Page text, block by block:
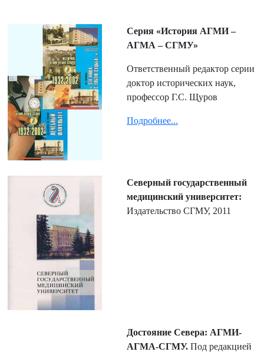
Серия «История АГМИ –
АГМА – СГМУ»
Ответственный редактор серии
доктор исторических наук,
профессор Г.С. Щуров
Подробнее...
Северный государственный
медицинский университет:
Издательство СГМУ, 2011
Достояние Севера: АГМИ-
АГМА-СГМУ. Под редакцией